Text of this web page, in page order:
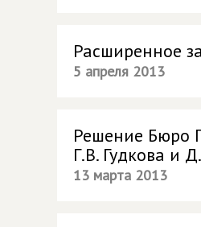
Расширенное
5 апреля 2013
Решение Бюро
Г.В. Гудкова и
13 марта 2013